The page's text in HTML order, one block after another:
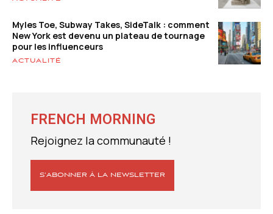
Myles Toe, Subway Takes, SideTalk : comment
New York est devenu un plateau de tournage
pour les influenceurs
ACTUALITÉ
FRENCH MORNING
Rejoignez la communauté !
S’ABONNER À LA NEWSLETTER